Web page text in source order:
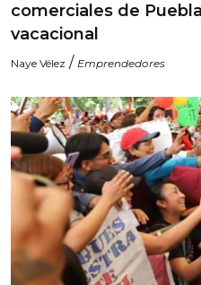
comerciales de
vacacional
Naye Vélez / Emprendedores